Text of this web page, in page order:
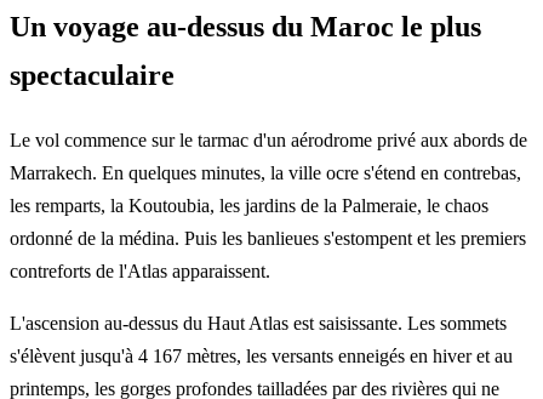
Un voyage au-dessus du Maroc le plus
spectaculaire
Le vol commence sur le tarmac d'un aérodrome privé aux abords de
Marrakech. En quelques minutes, la ville ocre s'étend en contrebas,
les remparts, la Koutoubia, les jardins de la Palmeraie, le chaos
ordonné de la médina. Puis les banlieues s'estompent et les premiers
contreforts de l'Atlas apparaissent.
L'ascension au-dessus du Haut Atlas est saisissante. Les sommets
s'élèvent jusqu'à 4 167 mètres, les versants enneigés en hiver et au
printemps, les gorges profondes tailladées par des rivières qui ne